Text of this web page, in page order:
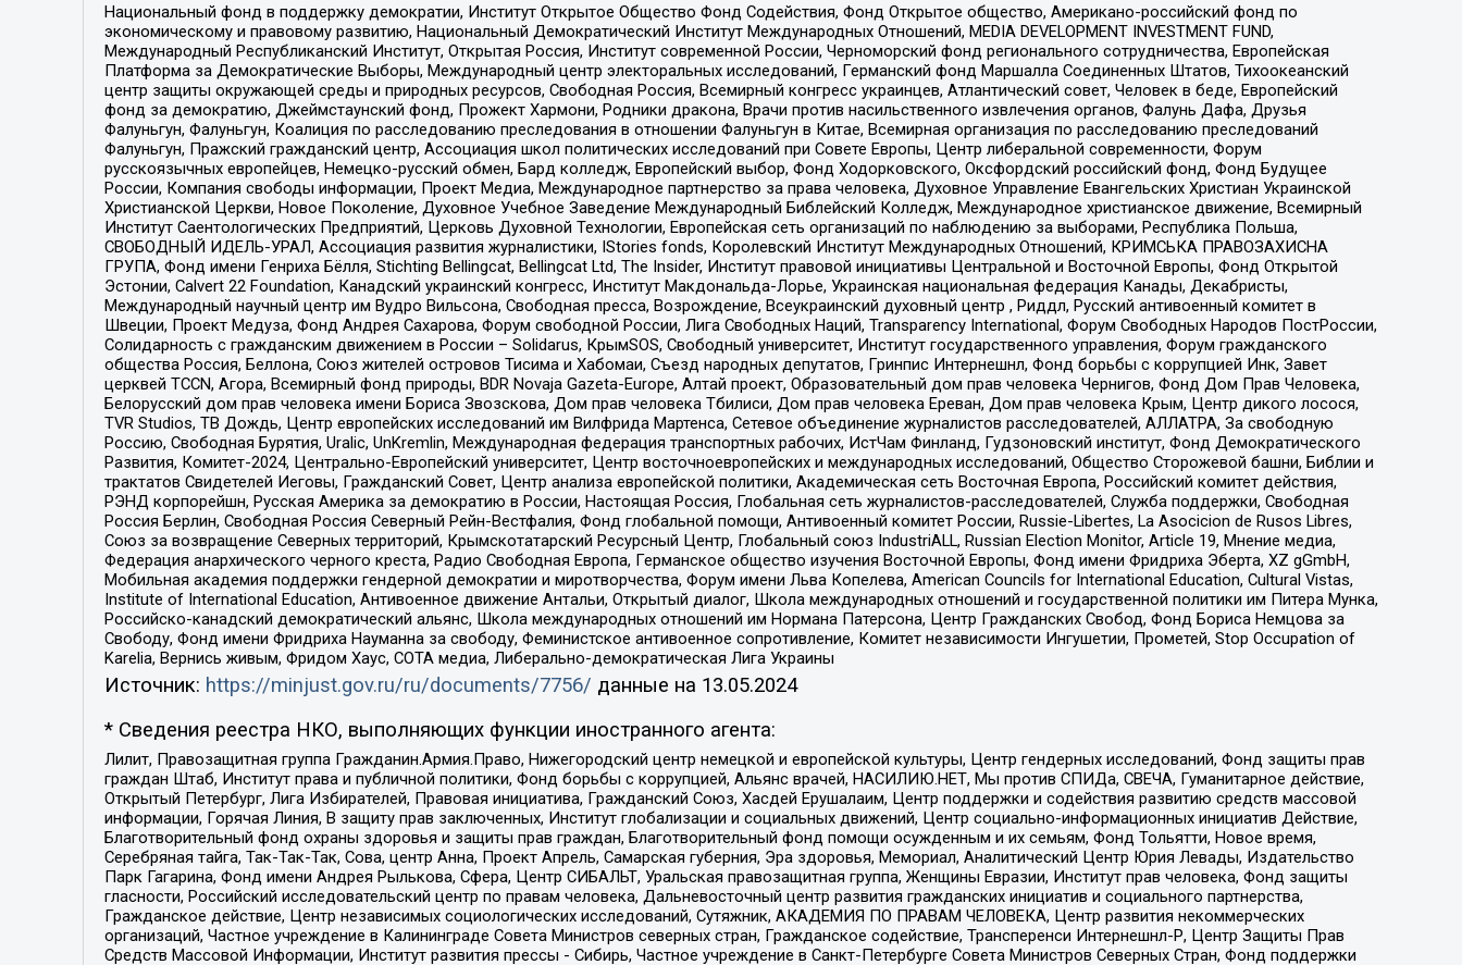
Национальный фонд в поддержку демократии, Институт Открытое Общество Фонд Содействия, Фонд Открытое общество, Американо-российский фонд по
экономическому и правовому развитию, Национальный Демократический Институт Международных Отношений, MEDIA DEVELOPMENT INVESTMENT FUND,
Международный Республиканский Институт, Открытая Россия, Институт современной России, Черноморский фонд регионального сотрудничества, Европейская
Платформа за Демократические Выборы, Международный центр электоральных исследований, Германский фонд Маршалла Соединенных Штатов, Тихоокеанский
центр защиты окружающей среды и природных ресурсов, Свободная Россия, Всемирный конгресс украинцев, Атлантический совет, Человек в беде, Европейский
фонд за демократию, Джеймстаунский фонд, Прожект Хармони, Родники дракона, Врачи против насильственного извлечения органов, Фалунь Дафа, Друзья
Фалуньгун, Фалуньгун, Коалиция по расследованию преследования в отношении Фалуньгун в Китае, Всемирная организация по расследованию преследований
Фалуньгун, Пражский гражданский центр, Ассоциация школ политических исследований при Совете Европы, Центр либеральной современности, Форум
русскоязычных европейцев, Немецко-русский обмен, Бард колледж, Европейский выбор, Фонд Ходорковского, Оксфордский российский фонд, Фонд Будущее
России, Компания свободы информации, Проект Медиа, Международное партнерство за права человека, Духовное Управление Евангельских Христиан Украинской
Христианской Церкви, Новое Поколение, Духовное Учебное Заведение Международный Библейский Колледж, Международное христианское движение, Всемирный
Институт Саентологических Предприятий, Церковь Духовной Технологии, Европейская сеть организаций по наблюдению за выборами, Республика Польша,
СВОБОДНЫЙ ИДЕЛЬ-УРАЛ, Ассоциация развития журналистики, IStories fonds, Королевский Институт Международных Отношений, КРИМСЬКА ПРАВОЗАХИСНА
ГРУПА, Фонд имени Генриха Бёлля, Stichting Bellingcat, Bellingcat Ltd, The Insider, Институт правовой инициативы Центральной и Восточной Европы, Фонд Открытой
Эстонии, Calvert 22 Foundation, Канадский украинский конгресс, Институт Макдональда-Лорье, Украинская национальная федерация Канады, Декабристы,
Международный научный центр им Вудро Вильсона, Свободная пресса, Возрождение, Всеукраинский духовный центр , Риддл, Русский антивоенный комитет в
Швеции, Проект Медуза, Фонд Андрея Сахарова, Форум свободной России, Лига Свободных Наций, Transparеncy International, Форум Свободных Народов ПостРоссии,
Солидарность с гражданским движением в России – Solidarus, КрымSOS, Свободный университет, Институт государственного управления, Форум гражданского
общества Россия, Беллона, Союз жителей островов Тисима и Хабомаи, Съезд народных депутатов, Гринпис Интернешнл, Фонд борьбы с коррупцией Инк, Завет
церквей TCCN, Агора, Всемирный фонд природы, BDR Novaja Gazeta-Europe, Алтай проект, Образовательный дом прав человека Чернигов, Фонд Дом Прав Человека,
Белорусский дом прав человека имени Бориса Звозскова, Дом прав человека Тбилиси, Дом прав человека Ереван, Дом прав человека Крым, Центр дикого лосося,
TVR Studios, ТВ Дождь, Центр европейских исследований им Вилфрида Мартенса, Сетевое объединение журналистов расследователей, АЛЛАТРА, За свободную
Россию, Свободная Бурятия, Uralic, UnKremlin, Международная федерация транспортных рабочих, ИстЧам Финланд, Гудзоновский институт, Фонд Демократического
Развития, Комитет-2024, Центрально-Европейский университет, Центр восточноевропейских и международных исследований, Общество Сторожевой башни, Библии и
трактатов Свидетелей Иеговы, Гражданский Совет, Центр анализа европейской политики, Академическая сеть Восточная Европа, Российский комитет действия,
РЭНД корпорейшн, Русская Америка за демократию в России, Настоящая Россия, Глобальная сеть журналистов-расследователей, Служба поддержки, Свободная
Россия Берлин, Свободная Россия Северный Рейн-Вестфалия, Фонд глобальной помощи, Антивоенный комитет России, Russie-Libertes, La Asocicion de Rusos Libres,
Союз за возвращение Северных территорий, Крымскотатарский Ресурсный Центр, Глобальный союз IndustriALL, Russian Election Monitor, Article 19, Мнение медиа,
Федерация анархического черного креста, Радио Свободная Европа, Германское общество изучения Восточной Европы, Фонд имени Фридриха Эберта, XZ gGmbH,
Мобильная академия поддержки гендерной демократии и миротворчества, Форум имени Льва Копелева, American Councils for International Education, Cultural Vistas,
Institute of International Education, Антивоенное движение Антальи, Открытый диалог, Школа международных отношений и государственной политики им Питера Мунка,
Российско-канадский демократический альянс, Школа международных отношений им Нормана Патерсона, Центр Гражданских Свобод, Фонд Бориса Немцова за
Свободу, Фонд имени Фридриха Науманна за свободу, Феминистское антивоенное сопротивление, Комитет независимости Ингушетии, Прометей, Stop Occupation of
Karelia, Вернись живым, Фридом Хаус, СОТА медиа, Либерально-демократическая Лига Украины
Источник: https://minjust.gov.ru/ru/documents/7756/ данные на 13.05.2024
* Сведения реестра НКО, выполняющих функции иностранного агента:
Лилит, Правозащитная группа Гражданин.Армия.Право, Нижегородский центр немецкой и европейской культуры, Центр гендерных исследований, Фонд защиты прав
граждан Штаб, Институт права и публичной политики, Фонд борьбы с коррупцией, Альянс врачей, НАСИЛИЮ.НЕТ, Мы против СПИДа, СВЕЧА, Гуманитарное действие,
Открытый Петербург, Лига Избирателей, Правовая инициатива, Гражданский Союз, Хасдей Ерушалаим, Центр поддержки и содействия развитию средств массовой
информации, Горячая Линия, В защиту прав заключенных, Институт глобализации и социальных движений, Центр социально-информационных инициатив Действие,
Благотворительный фонд охраны здоровья и защиты прав граждан, Благотворительный фонд помощи осужденным и их семьям, Фонд Тольятти, Новое время,
Серебряная тайга, Так-Так-Так, Сова, центр Анна, Проект Апрель, Самарская губерния, Эра здоровья, Мемориал, Аналитический Центр Юрия Левады, Издательство
Парк Гагарина, Фонд имени Андрея Рылькова, Сфера, Центр СИБАЛЬТ, Уральская правозащитная группа, Женщины Евразии, Институт прав человека, Фонд защиты
гласности, Российский исследовательский центр по правам человека, Дальневосточный центр развития гражданских инициатив и социального партнерства,
Гражданское действие, Центр независимых социологических исследований, Сутяжник, АКАДЕМИЯ ПО ПРАВАМ ЧЕЛОВЕКА, Центр развития некоммерческих
организаций, Частное учреждение в Калининграде Совета Министров северных стран, Гражданское содействие, Трансперенси Интернешнл-Р, Центр Защиты Прав
Средств Массовой Информации, Институт развития прессы - Сибирь, Частное учреждение в Санкт-Петербурге Совета Министров Северных Стран, Фонд поддержки